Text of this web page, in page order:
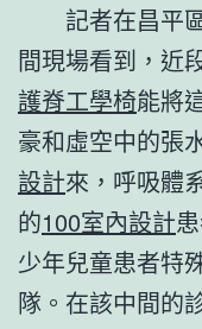
記者在昌平
間現場看到，近
護脊工學椅能將
豪和虛空中的張
設計來，呼吸體
的100室內設計
少年兒童患者特
隊。在該中間的